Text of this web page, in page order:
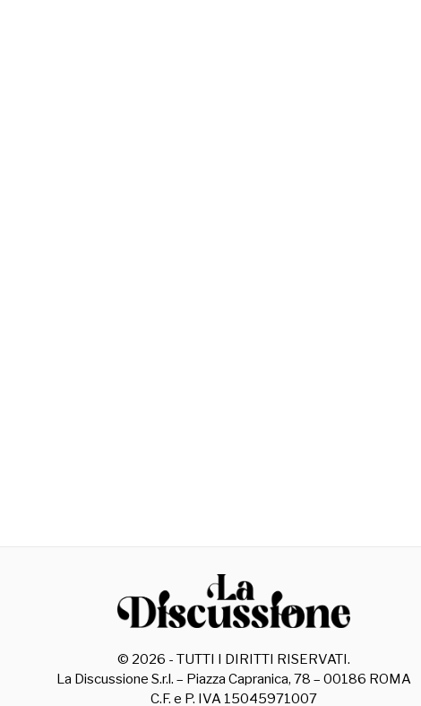
© 2026 - TUTTI I DIRITTI RISERVATI.
La Discussione S.r.l. – Piazza Capranica, 78 – 00186 ROMA
C.F. e P. IVA 15045971007